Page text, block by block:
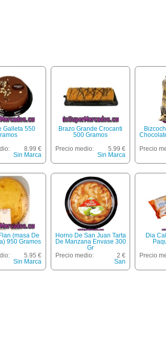
Galleta 550
8.99 €
Sin Marca
Brazo Grande Crocanti
500 Gramos
Precio medio:
5.99 €
Sin Marca
Precio
(masa De
950 Gramos
5.95 €
Sin Marca
Horno De San Juan Tarta
De Manzana Envase 300
Gr
Precio medio:
2 €
San
Dia
Precio